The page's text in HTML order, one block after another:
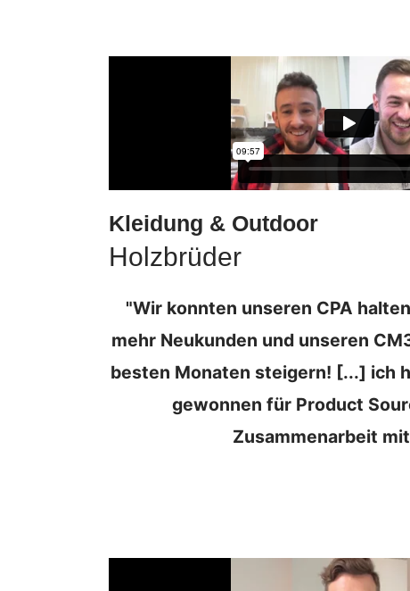
Kleidung & Outdoor
Holzbrüder
"Wir konnten unseren CPA
mehr Neukunden und unseren
besten Monaten steigern! [...] ich
gewonnen für Product
Zusammenarbeit